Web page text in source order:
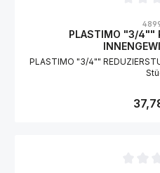
PLASTIMO "3/4""
PLASTIMO "3/4""